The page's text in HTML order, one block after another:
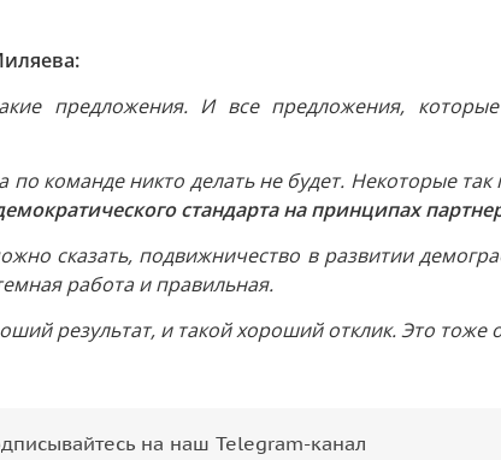
предложения. И все предложения,
команде никто делать не будет. Некоторые так
стандарта на принципах
сказать, подвижничество в развитии
работа и правильная.
результат, и такой хороший отклик. Это
на наш Telegram-канал